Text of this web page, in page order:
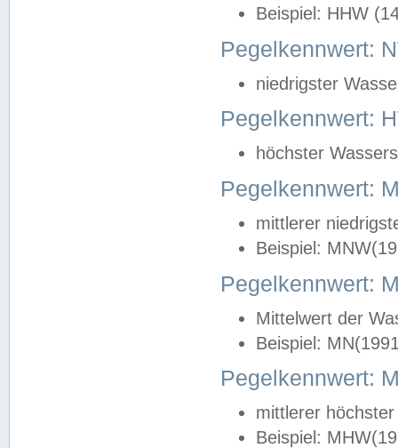
Beispiel: HHW
Pegelkennwert:
niedrigster
Pegelkennwert:
höchster
Pegelkennwert:
mittlerer
Beispiel:
Pegelkennwert:
Mittelwert der
Beispiel:
Pegelkennwert:
mittlerer
Beispiel: